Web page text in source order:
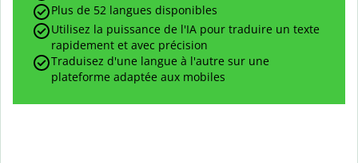
Plus de 52 langues disponibles
Utilisez la puissance de l'IA pour traduire un texte
rapidement et avec précision
Traduisez d'une langue à l'autre sur une
plateforme adaptée aux mobiles